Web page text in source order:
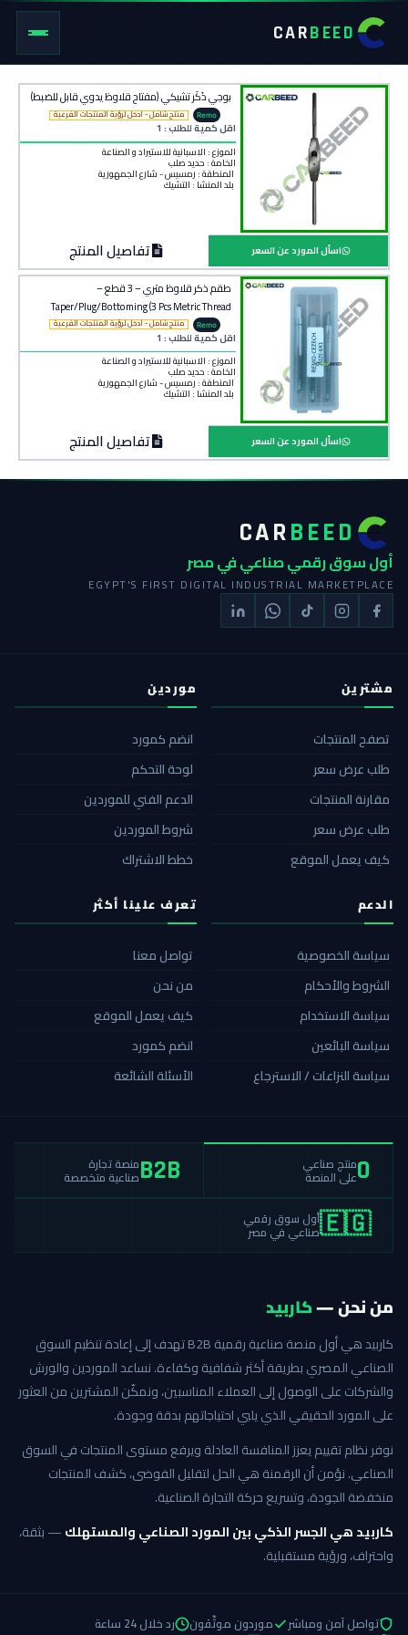
CARBEED
بوجي ذَكَر تشيكي (مفتاح قلاوظ يدوي قابل للضبط)
Remo منتج شامل - ادخل لرؤية المنتجات الفرعية
اقل كمية للطلب : 1
الموزع : الاسبانية للاستيراد و الصناعة
الخامة : حديد صلب
المنطقة : رمسيس - شارع الجمهورية
بلد المنشأ :التشيك
اسأل المورد عن السعر تفاصيل المنتج
طقم ذكر قلاوظ متري – 3 قطع –
Taper/Plug/Bottoming (3 Pcs Metric Thread
Cutting Tap Set)
Remo منتج شامل - ادخل لرؤية المنتجات الفرعية
اقل كمية للطلب : 1
الموزع : الاسبانية للاستيراد و الصناعة
الخامة : حديد صلب
المنطقة : رمسيس - شارع الجمهورية
بلد المنشأ : التشيك
اسأل المورد عن السعر تفاصيل المنتج
CARBEED
أول سوق رقمي صناعي في مصر
EGYPT'S FIRST DIGITAL INDUSTRIAL MARKETPLACE
مشترين
تصفح المنتجات
طلب عرض سعر
مقارنة المنتجات
طلب عرض سعر
كيف يعمل الموقع
موردين
انضم كمورد
لوحة التحكم
الدعم الفني للموردين
شروط الموردين
خطط الاشتراك
الدعم
سياسة الخصوصية
الشروط والأحكام
سياسة الاستخدام
سياسة البائعين
سياسة النزاعات / الاسترجاع
تعرف علينا أكثر
تواصل معنا
من نحن
كيف يعمل الموقع
انضم كمورد
الأسئلة الشائعة
0منتج صناعي
على المنصة B2Bمنصة تجارة
صناعية متخصصة
🇪🇬أول سوق رقمي
صناعي في مصر
من نحن —كاربيد
كاربيد هي أول منصة صناعية رقمية B2B تهدف إلى إعادة تنظيم السوق
الصناعي المصري بطريقة أكثر شفافية وكفاءة. نساعد الموردين والورش
والشركات على الوصول إلى العملاء المناسبين، ونمكّن المشترين من العثور
على المورد الحقيقي الذي يلبي احتياجاتهم بدقة وجودة.
نوفر نظام تقييم يعزز المنافسة العادلة ويرفع مستوى المنتجات في السوق
الصناعي. نؤمن أن الرقمنة هي الحل لتقليل الفوضى، كشف المنتجات
منخفضة الجودة، وتسريع حركة التجارة الصناعية.
كاربيد هي الجسر الذكي بين المورد الصناعي والمستهلك— بثقة،
واحتراف، ورؤية مستقبلية.
تواصل آمن ومباشر موردون موثّقون رد خلال 24 ساعة